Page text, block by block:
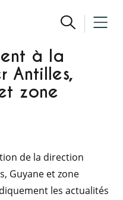
à la
Antilles,
zone
de la direction
Guyane et zone
les actualités